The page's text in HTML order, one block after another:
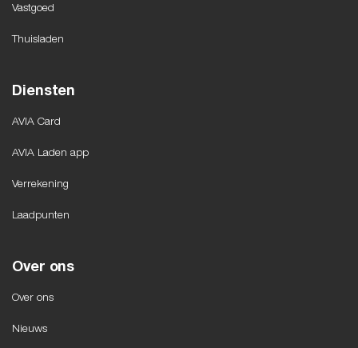
Vastgoed
Thuisladen
Diensten
AVIA Card
AVIA Laden app
Verrekening
Laadpunten
Over ons
Over ons
Nieuws